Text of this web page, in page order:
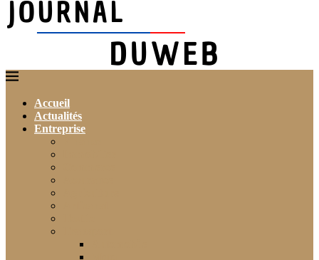
Accueil
Actualités
Entreprise